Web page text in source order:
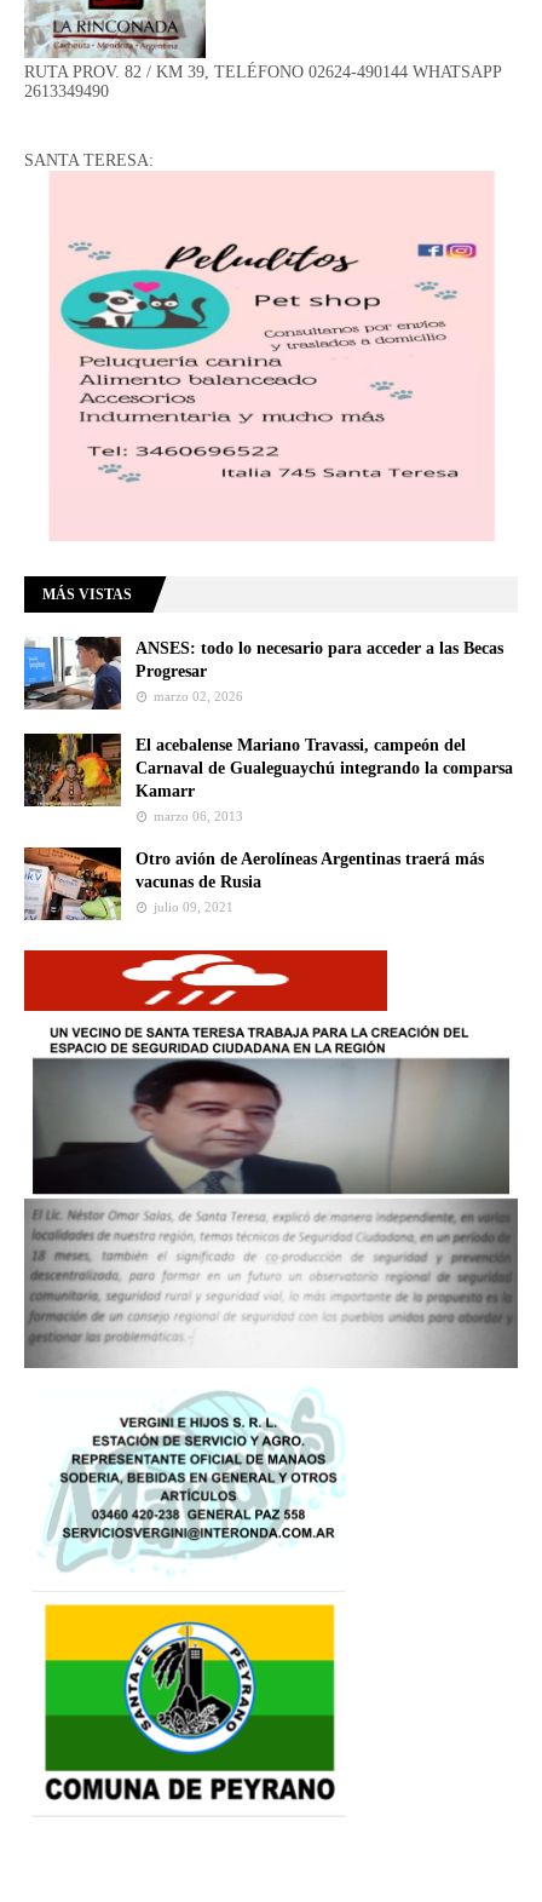
RUTA PROV. 82 / KM 39, TELÉFONO 02624-490144 WHATSAPP
2613349490
SANTA TERESA:
MÁS VISTAS
ANSES: todo lo necesario para acceder a las Becas
Progresar
marzo 02, 2026
El acebalense Mariano Travassi, campeón del
Carnaval de Gualeguaychú integrando la comparsa
Kamarr
marzo 06, 2013
Otro avión de Aerolíneas Argentinas traerá más
vacunas de Rusia
julio 09, 2021